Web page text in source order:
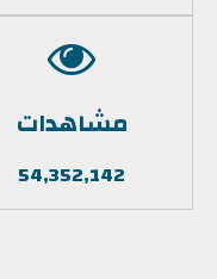
مشاهدات
54,352,142